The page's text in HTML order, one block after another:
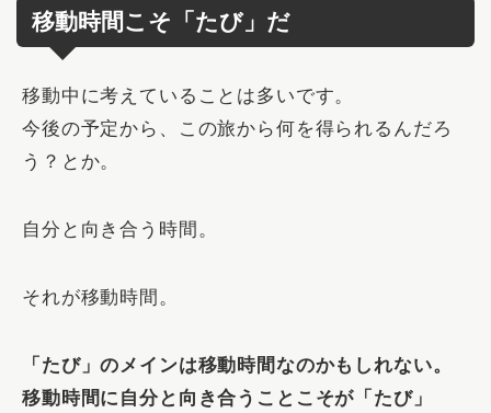
移動時間こそ「たび」だ
移動中に考えていることは多いです。
今後の予定から、この旅から何を得られるんだろ
う？とか。
自分と向き合う時間。
それが移動時間。
「たび」のメインは移動時間なのかもしれない。
移動時間に自分と向き合うことこそが「たび」